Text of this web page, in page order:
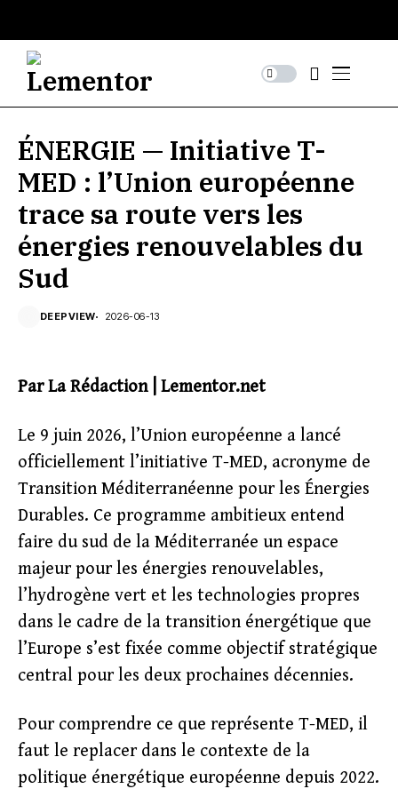
ÉNERGIE — Initiative T-
MED : l’Union européenne
trace sa route vers les
énergies renouvelables du
Sud
DEEPVIEW 2026-06-13
Par La Rédaction | Lementor.net
Le 9 juin 2026, l’Union européenne a lancé
officiellement l’initiative T-MED, acronyme de
Transition Méditerranéenne pour les Énergies
Durables. Ce programme ambitieux entend
faire du sud de la Méditerranée un espace
majeur pour les énergies renouvelables,
l’hydrogène vert et les technologies propres
dans le cadre de la transition énergétique que
l’Europe s’est fixée comme objectif stratégique
central pour les deux prochaines décennies.
Pour comprendre ce que représente T-MED, il
faut le replacer dans le contexte de la
politique énergétique européenne depuis 2022.